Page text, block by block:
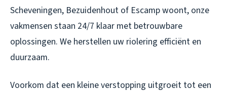
Scheveningen, Bezuidenhout of Escamp woont, onze
vakmensen staan 24/7 klaar met betrouwbare
oplossingen. We herstellen uw riolering efficiënt en
duurzaam.
Voorkom dat een kleine verstopping uitgroeit tot een